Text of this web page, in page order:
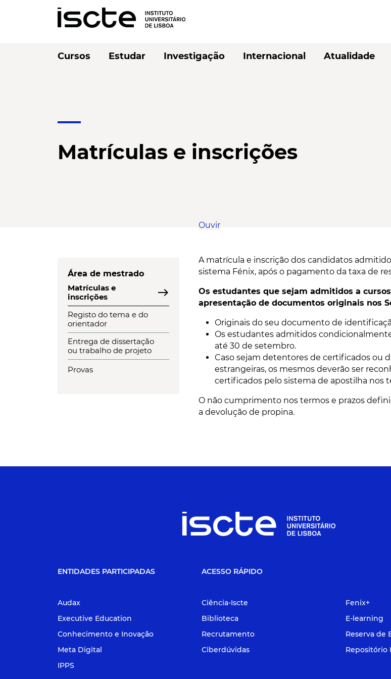
Cursos Estudar Investigação Internacional Atualidade
Matrículas e inscrições
Área de mestrado
Matrículas e
inscrições
east
Registo do tema e do
orientador
Entrega de dissertação
ou trabalho de projeto
Provas
Ouvir
A matrícula e inscrição dos candidatos
sistema Fénix, após o pagamento da taxa de
Os estudantes que sejam admitidos a
apresentação de documentos originais nos
Originais do seu documento de
Os estudantes admitidos
até 30 de setembro.
Caso sejam detentores de certificados ou
estrangeiras, os mesmos deverão ser
certificados pelo sistema de apostilha nos
O não cumprimento nos termos e prazos
a devolução de propina.
ENTIDADES PARTICIPADAS
Audax
Executive Education
Conhecimento e Inovação
Meta Digital
IPPS
ACESSO RÁPIDO
Ciência-Iscte
Biblioteca
Recrutamento
Ciberdúvidas
Fenix+
E-learning
Reserva de
Repositório